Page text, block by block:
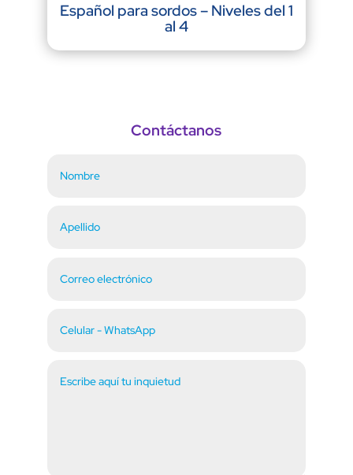
Español para sordos – Niveles del 1
al 4
Contáctanos